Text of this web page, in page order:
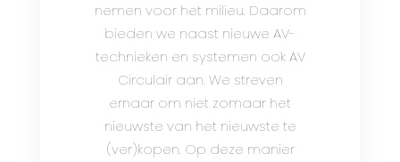
nemen voor het milieu. Daarom
bieden we naast nieuwe AV-
technieken en systemen ook AV
Circulair aan. We streven
ernaar om niet zomaar het
nieuwste van het nieuwste te
(ver)kopen. Op deze manier